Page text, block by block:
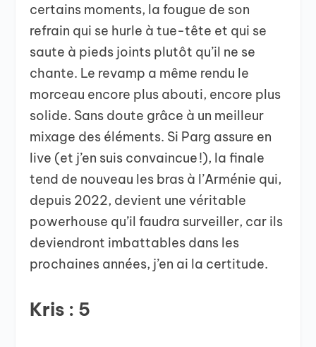
certains moments, la fougue de son
refrain qui se hurle à tue-tête et qui se
saute à pieds joints plutôt qu’il ne se
chante. Le revamp a même rendu le
morceau encore plus abouti, encore plus
solide. Sans doute grâce à un meilleur
mixage des éléments. Si Parg assure en
live (et j’en suis convaincue !), la finale
tend de nouveau les bras à l’Arménie qui,
depuis 2022, devient une véritable
powerhouse qu’il faudra surveiller, car ils
deviendront imbattables dans les
prochaines années, j’en ai la certitude.
Kris : 5